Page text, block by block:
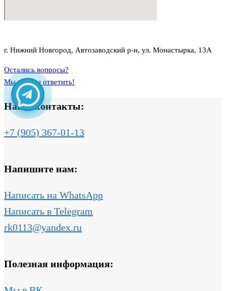
г. Нижний Новгород, Автозаводский р-н, ул. Монастырка, 13А
Остались вопросы?
Мы готовы ответить!
Наши контакты:
+7 (905) 367-01-13
Напишите нам:
Написать на WhatsApp
Написать в Telegram
rk0113@yandex.ru
Полезная информация: